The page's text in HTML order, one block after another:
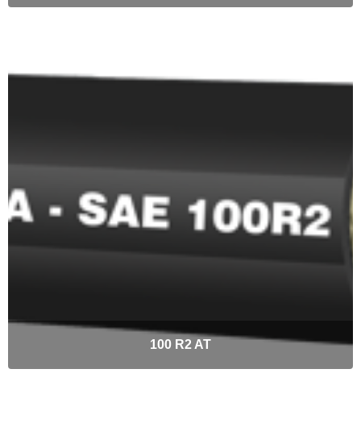
100 R2 AT